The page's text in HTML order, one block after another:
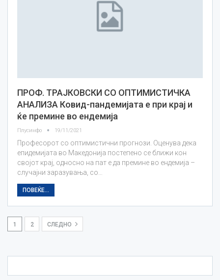
ПРОФ. ТРАЈКОВСКИ СО ОПТИМИСТИЧКА
АНАЛИЗА Ковид-пандемијата е при крај и
ќе премине во ендемија
Плусинфо 19/11/2021
Професорот со оптимистични прогнози. Оценува дека
епидемијата во Македонија постепено се ближи кон
својот крај, односно на пат е да премине во ендемија –
случајни заразувања, со…
ПОВЕЌЕ...
1 2 СЛЕДНО